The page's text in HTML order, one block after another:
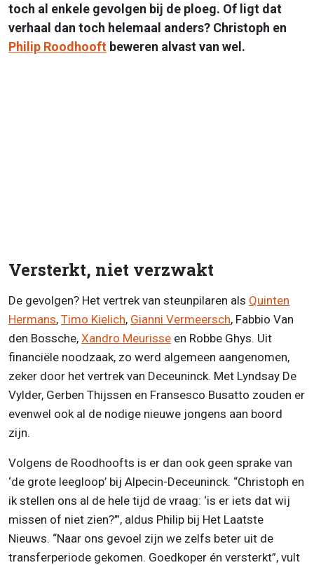
toch al enkele gevolgen bij de ploeg. Of ligt dat
verhaal dan toch helemaal anders? Christoph en
Philip Roodhooft beweren alvast van wel.
Versterkt, niet verzwakt
De gevolgen? Het vertrek van steunpilaren als Quinten
Hermans, Timo Kielich, Gianni Vermeersch, Fabbio Van
den Bossche, Xandro Meurisse en Robbe Ghys. Uit
financiële noodzaak, zo werd algemeen aangenomen,
zeker door het vertrek van Deceuninck. Met Lyndsay De
Vylder, Gerben Thijssen en Fransesco Busatto zouden er
evenwel ook al de nodige nieuwe jongens aan boord
zijn.
Volgens de Roodhoofts is er dan ook geen sprake van
‘de grote leegloop’ bij Alpecin-Deceuninck. “Christoph en
ik stellen ons al de hele tijd de vraag: ‘is er iets dat wij
missen of niet zien?’”, aldus Philip bij Het Laatste
Nieuws. “Naar ons gevoel zijn we zelfs beter uit de
transferperiode gekomen. Goedkoper én versterkt”, vult